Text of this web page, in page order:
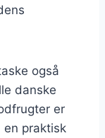
også
danske
er
en praktisk